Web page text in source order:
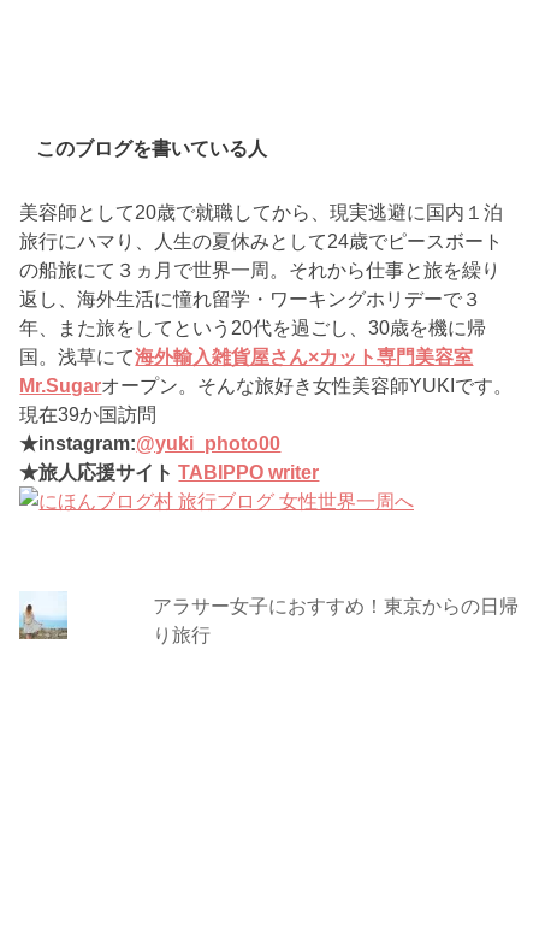
このブログを書いている人
美容師として20歳で就職してから、現実逃避に国内１泊
旅行にハマり、人生の夏休みとして24歳でピースボート
の船旅にて３ヵ月で世界一周。それから仕事と旅を繰り
返し、海外生活に憧れ留学・ワーキングホリデーで３
年、また旅をしてという20代を過ごし、30歳を機に帰
国。浅草にて海外輸入雑貨屋さん×カット専門美容室
Mr.Sugarオープン。そんな旅好き女性美容師YUKIです。
現在39か国訪問
★instagram:@yuki_photo00
★旅人応援サイトTABIPPO writer
アラサー女子におすすめ！東京からの日帰
り旅行